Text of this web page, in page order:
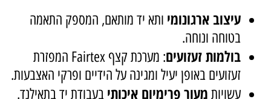
עיצוב ארגונומי ותא יד מותאם, המספק התאמה
בטוחה ונוחה.
בולמות זעזועים
: מערכת קצף Fairtex המפזרת
זעזועים באופן יעיל ומגינה על הידיים ופרקי האצבעות.
עשויות מעור פרימיום איכותי בעבודת יד בתאילנד.